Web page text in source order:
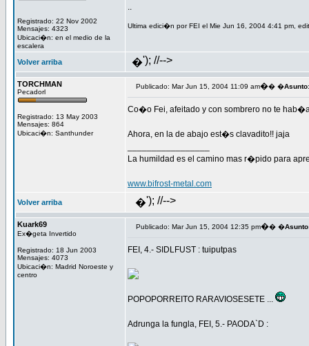
Registrado: 22 Nov 2002
Mensajes: 4323
Ubicaci�n: en el medio de la
escalera
..
Ultima edici�n por FEI el Mie Jun 16, 2004 4:41 pm,
Volver arriba �'); //-->
TORCHMAN
Pecadorl
Registrado: 13 May 2003
Mensajes: 864
Ubicaci�n: Santhunder
Publicado: Mar Jun 15, 2004 11:09 am�� �Asunto:
Co�o Fei, afeitado y con sombrero no te
Ahora, en la de abajo est�s clavadito!! jaja
La humildad es el camino mas r�pido para
www.bifrost-metal.com
Volver arriba �'); //-->
Kuark69
Ex�geta Invertido
Registrado: 18 Jun 2003
Mensajes: 4073
Ubicaci�n: Madrid Noroeste y
centro
Publicado: Mar Jun 15, 2004 12:35 pm�� �Asunto
FEI, 4.- SIDLFUST : tuiputpas
POPOPORREITO RARAVIOSESETE ...
Adrunga la fungla, FEI, 5.- PAODA`D :